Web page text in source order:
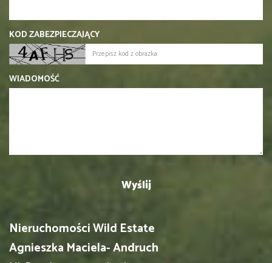
KOD ZABEZPIECZAJĄCY
WIADOMOŚĆ
Nieruchomości Wild Estate
Agnieszka Maciela- Andruch